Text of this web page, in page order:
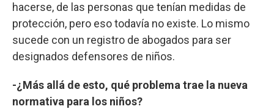
hacerse, de las personas que tenían medidas de
protección, pero eso todavía no existe. Lo mismo
sucede con un registro de abogados para ser
designados defensores de niños.
-¿Más allá de esto, qué problema trae la nueva
normativa para los niños?